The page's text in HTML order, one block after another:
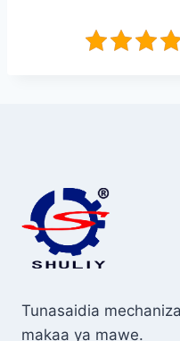
Tunasaidia
makaa ya mawe.